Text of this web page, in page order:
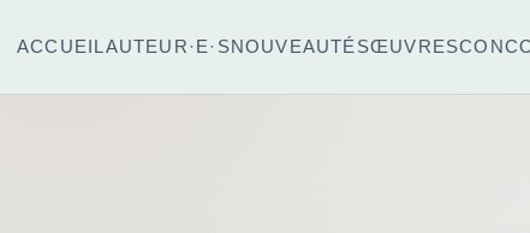
ACCUEIL AUTEUR·E·SNOUVEAUTÉSŒUVRES